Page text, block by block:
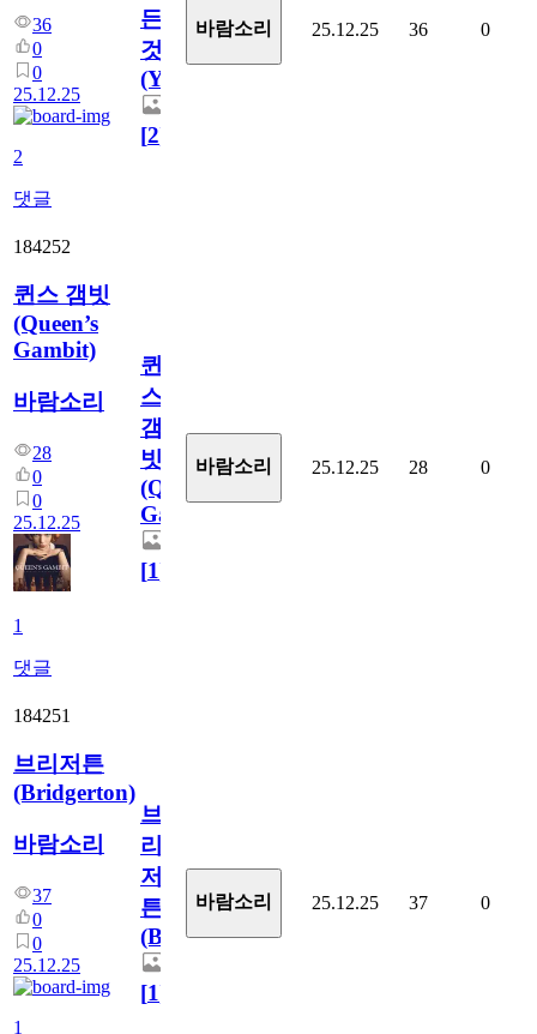
36
0
0
25.12.25
2
댓글
든
것
(You)
[2]
바람소리 25.12.25 36 0
184252
퀸스 갬빗
(Queen’s
Gambit)
바람소리
28
0
0
25.12.25
1
댓글
퀸
스
갬
빗
(Queen’s
Gambit)
[1]
바람소리 25.12.25 28 0
184251
브리저튼
(Bridgerton)
바람소리
37
0
0
25.12.25
1
브
리
저
튼
(Bridgerton)
[1]
바람소리 25.12.25 37 0